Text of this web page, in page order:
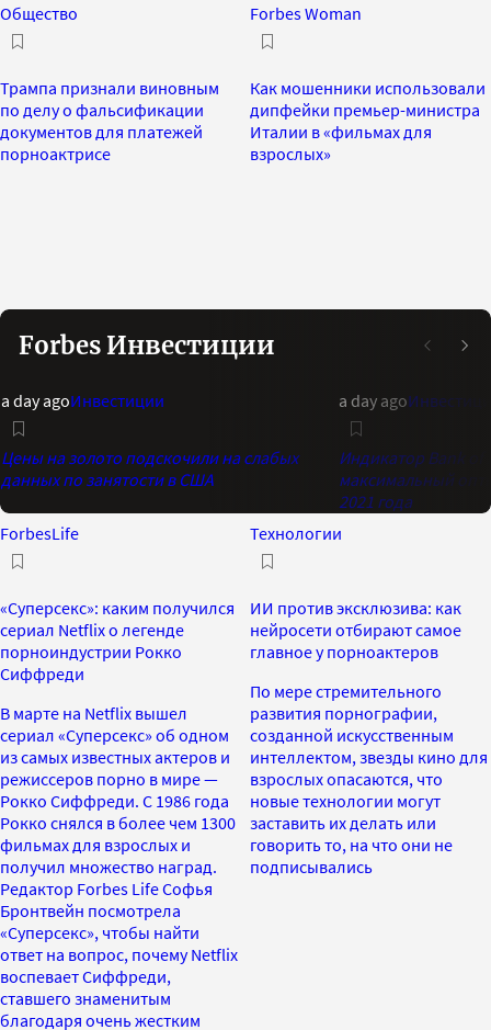
Общество
Трампа признали виновным
по делу о фальсификации
документов для платежей
порноактрисе
Forbes Woman
Как мошенники использовали
дипфейки премьер-министра
Италии в «фильмах для
взрослых»
Forbes Инвестиции
a day agoИнвестиции
Цены на золото подскочили на слабых
данных по занятости в США
a day ago
Индикатор Bank of
максимальный
2021 года
ForbesLife
«Суперсекс»: каким получился
сериал Netflix о легенде
порноиндустрии Рокко
Сиффреди
В марте на Netflix вышел
сериал «Суперсекс» об одном
из самых известных актеров и
режиссеров порно в мире —
Рокко Сиффреди. С 1986 года
Рокко снялся в более чем 1300
фильмах для взрослых и
получил множество наград.
Редактор Forbes Life Софья
Бронтвейн посмотрела
«Суперсекс», чтобы найти
ответ на вопрос, почему Netflix
воспевает Сиффреди,
ставшего знаменитым
благодаря очень жестким
Технологии
ИИ против эксклюзива: как
нейросети отбирают самое
главное у порноактеров
По мере стремительного
развития порнографии,
созданной искусственным
интеллектом, звезды кино для
взрослых опасаются, что
новые технологии могут
заставить их делать или
говорить то, на что они не
подписывались